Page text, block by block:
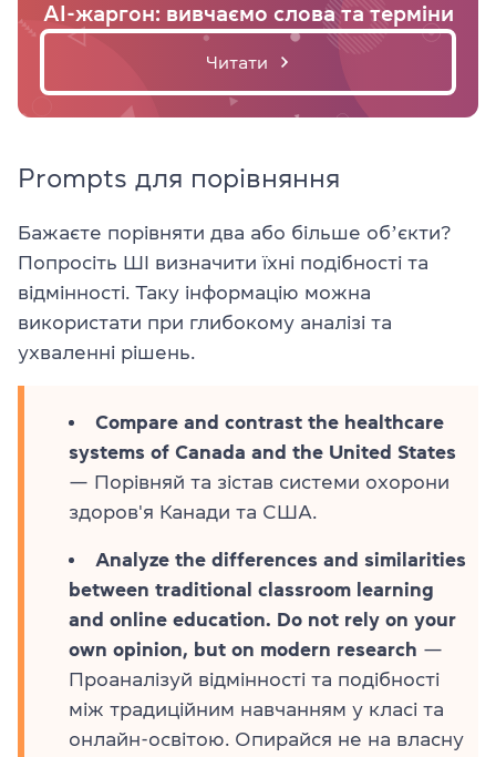
AI-жаргон: вивчаємо слова та терміни
Читати
Prompts для порівняння
Бажаєте порівняти два або більше обʼєкти?
Попросіть ШІ визначити їхні подібності та
відмінності. Таку інформацію можна
використати при глибокому аналізі та
ухваленні рішень.
Compare and contrast the healthcare
systems of Canada and the United States
— Порівняй та зістав системи охорони
здоров'я Канади та США.
Analyze the differences and similarities
between traditional classroom learning
and online education. Do not rely on your
own opinion, but on modern research —
Проаналізуй відмінності та подібності
між традиційним навчанням у класі та
онлайн-освітою. Опирайся не на власну